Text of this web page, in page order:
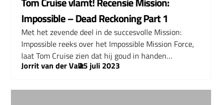
Impossible – Dead Reckoning Part 1
Met het zevende deel in de succesvolle Mission:
Impossible reeks over het Impossible Mission Force,
laat Tom Cruise zien dat hij goud in handen…
Jorrit van der Valk
–
25 juli 2023